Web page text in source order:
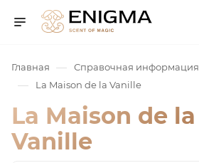
Главная — Справочная информация
— La Maison de la Vanille
La Maison de la
Vanille